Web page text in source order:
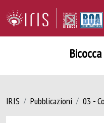
IRIS Pubblicazioni 03 -